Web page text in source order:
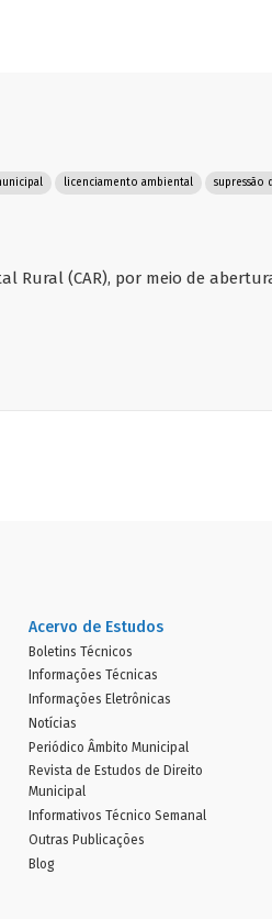
licenciamento ambiental supressão
Rural (CAR), por meio de
Acervo de Estudos
Boletins Técnicos
Informações Técnicas
Informações Eletrônicas
Notícias
Periódico Âmbito Municipal
Revista de Estudos de Direito
Municipal
Informativos Técnico Semanal
Outras Publicações
Blog